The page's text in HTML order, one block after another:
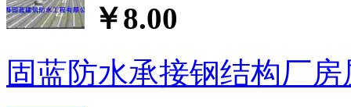
￥8.00
固蓝防水承接钢结构厂